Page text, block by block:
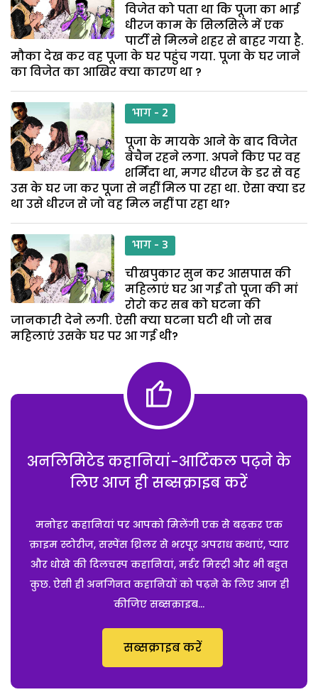
विजेत को पता था कि पूजा का भाई
धीरज काम के सिलसिले में एक
पार्टी से मिलने शहर से बाहर गया है.
मौका देख कर वह पूजा के घर पहुंच गया. पूजा के घर जाने
का विजेत का आखिर क्या कारण था ?
भाग - 2
पूजा के मायके आने के बाद विजेत
बेचैन रहने लगा. अपने किए पर वह
शर्मिंदा था, मगर धीरज के डर से वह
उस के घर जा कर पूजा से नहीं मिल पा रहा था. ऐसा क्या डर
था उसे धीरज से जो वह मिल नहीं पा रहा था?
भाग - 3
चीखपुकार सुन कर आसपास की
महिलाएं घर आ गईं तो पूजा की मां
रोरो कर सब को घटना की
जानकारी देने लगी. ऐसी क्या घटना घटी थी जो सब
महिलाएं उसके घर पर आ गई थी?
अनलिमिटेड कहानियां-आर्टिकल पढ़ने के
लिए आज ही सब्सक्राइब करें
मनोहर कहानियां पर आपको मिलेंगी एक से बढ़कर एक
क्राइम स्टोरीज, सस्पेंस थ्रिलर से भरपूर अपराध कथाएं, प्यार
और धोखे की दिलचस्प कहानियां, मर्डर मिस्ट्री और भी बहुत
कुछ. ऐसी ही अनगिनत कहानियों को पढ़ने के लिए आज ही
कीजिए सब्सक्राइब...
सब्सक्राइब करें